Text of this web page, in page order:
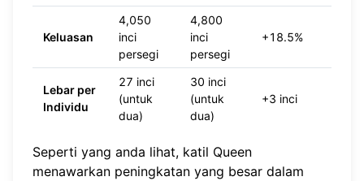
Keluasan
4,050
inci
persegi
4,800
inci
persegi
+18.5%
Lebar per
Individu
27 inci
(untuk
dua)
30 inci
(untuk
dua)
+3 inci
Seperti yang anda lihat, katil Queen
menawarkan peningkatan yang besar dalam